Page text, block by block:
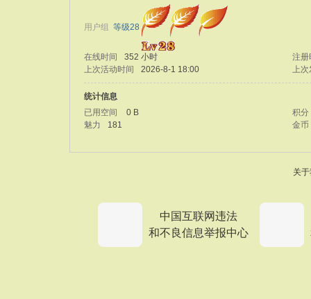
用户组 等级28
在线时间 352 小时
注册
上次活动时间
2026-8-1 18:00 上次
统计信息
已用空间
0 B
积分
魅力
181 金币
关
中国互联网违法
和不良信息举报中心